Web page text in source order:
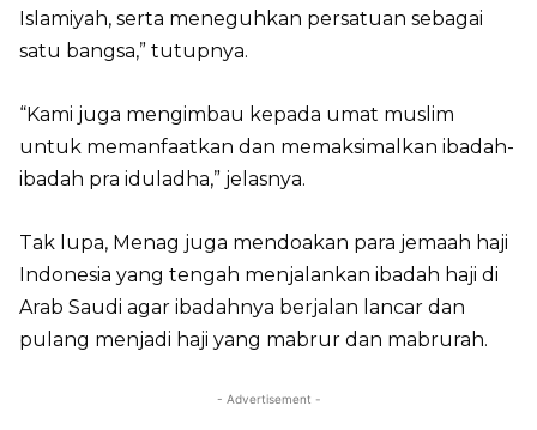
Islamiyah, serta meneguhkan persatuan sebagai
satu bangsa,” tutupnya.
“Kami juga mengimbau kepada umat muslim
untuk memanfaatkan dan memaksimalkan ibadah-
ibadah pra iduladha,” jelasnya.
Tak lupa, Menag juga mendoakan para jemaah haji
Indonesia yang tengah menjalankan ibadah haji di
Arab Saudi agar ibadahnya berjalan lancar dan
pulang menjadi haji yang mabrur dan mabrurah.
- Advertisement -